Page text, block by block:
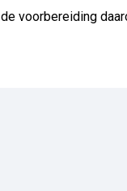
voorbereiding